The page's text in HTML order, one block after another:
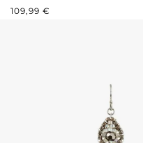
REGULÄRER PREIS:
109,99 €